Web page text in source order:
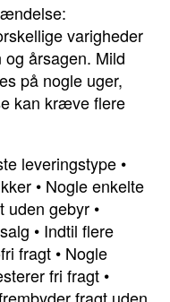
varigheder
årsagen. Mild
på nogle uger,
kan kræve flere
leveringstype •
• Nogle enkelte
uden gebyr •
• Indtil flere
fragt • Nogle
fri fragt •